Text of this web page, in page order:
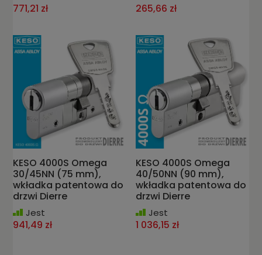
771,21 zł 265,66 zł
KESO 4000S Omega
30/45NN (75 mm),
wkładka patentowa do
drzwi Dierre
Jest
941,49 zł
KESO 4000S Omega
40/50NN (90 mm),
wkładka patentowa do
drzwi Dierre
Jest
1 036,15 zł